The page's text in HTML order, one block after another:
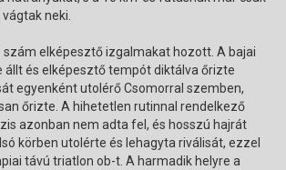
neki.
szám elképesztő izgalmakat hozott. A bajai
állt és elképesztő tempót diktálva őrizte
egyenként utolérő Csomorral szemben,
őrizte. A hihetetlen rutinnal rendelkező
azonban nem adta fel, és hosszú hajrát
körben utolérte és lehagyta riválisát, ezzel
távú triatlon ob-t. A harmadik helyre a